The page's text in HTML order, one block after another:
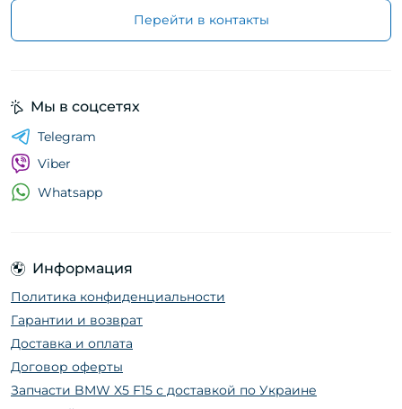
Перейти в контакты
Информация
Политика конфиденциальности
Гарантии и возврат
Доставка и оплата
Договор оферты
Запчасти BMW X5 F15 с доставкой по Украине
Мы в соцсетях
Telegram
Viber
Whatsapp